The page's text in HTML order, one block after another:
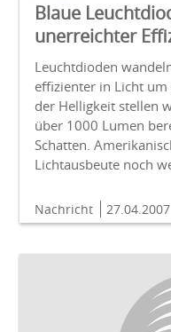
Blaue
unerreichter
Leuchtdioden
effizienter in Licht
der Helligkeit stellen
über 1000 Lumen
Schatten.
Lichtausbeute noch
Nachricht 27.04.2007